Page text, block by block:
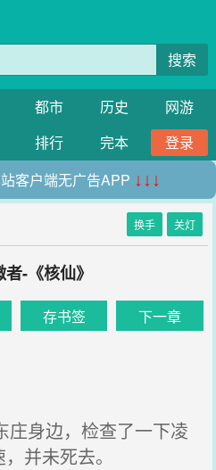
搜索
都市 历史
网游
排行 完本
登录
客户端无广告APP ↓↓↓
换手 关灯
-《核仙》
存书签 下一章
身边，检查了一下凌
并未死去。